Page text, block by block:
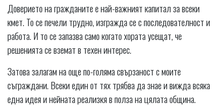
Доверието на гражданите е най-важният капитал за всеки
кмет. То се печели трудно, изгражда се с последователност и
работа. И то се запазва само когато хората усещат, че
решенията се вземат в техен интерес.
Затова залагам на още по-голяма свързаност с моите
съграждани. Всеки един от тях трябва да знае и вижда всяка
една идея и нейната реализкя в полза на цялата община.